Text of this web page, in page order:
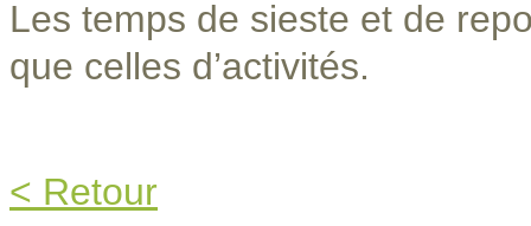
Les temps de sieste et de
que celles d’activités.
< Retour